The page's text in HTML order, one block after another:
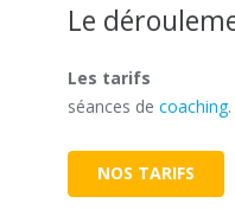
Le
Les tarifs
séances de coaching.
NOS TARIFS